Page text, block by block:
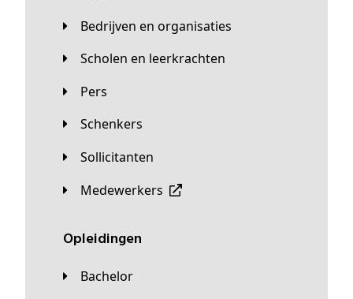
Bedrijven en organisaties
Scholen en leerkrachten
Pers
Schenkers
Sollicitanten
Medewerkers
Opleidingen
Bachelor